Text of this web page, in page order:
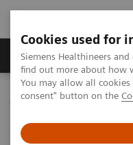
Cookies used for
Siemens Healthineers
find out more about how
You may allow all
consent" button on the
Продукція та сервіси
Домашня
Медична
NAEOTOM Alpha
PCCT
Image characteristics of